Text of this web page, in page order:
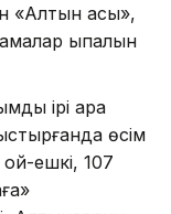
«Алтын асық»,
ықпалын
ірі қара
өсім
ешкі, 107